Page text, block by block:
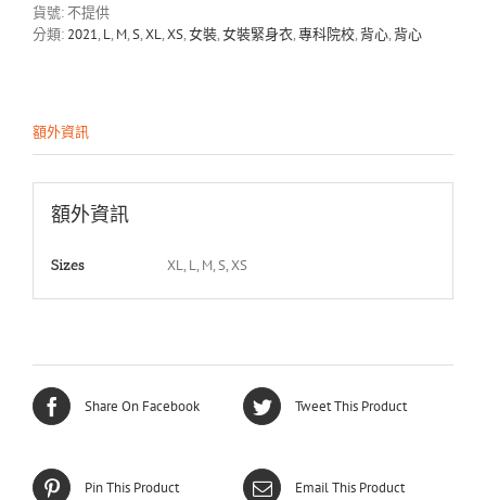
貨號:不提供
分類: 2021, L, M,S,XL,XS,女裝,女裝緊身衣,專科院校,背心,背心
額外資訊
額外資訊
Sizes XL, L, M, S, XS
Share On Facebook Tweet This Product
Pin This Product Email This Product